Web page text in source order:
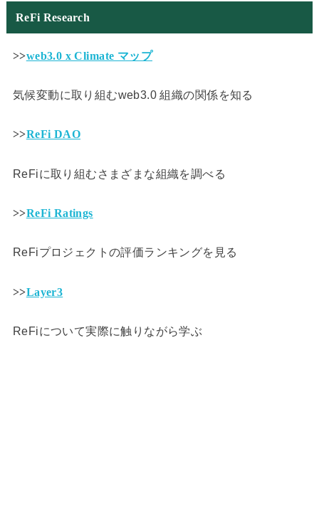
ReFi Research
>>web3.0 x Climate マップ
気候変動に取り組むweb3.0 組織の関係を知る
>>ReFi DAO
ReFiに取り組むさまざまな組織を調べる
>>ReFi Ratings
ReFiプロジェクトの評価ランキングを見る
>>Layer3
ReFiについて実際に触りながら学ぶ